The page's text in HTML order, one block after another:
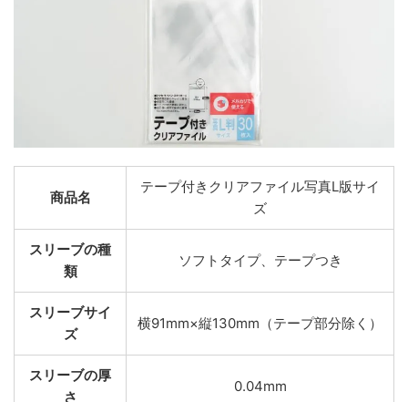
商品名
テープ付きクリアファイル写真L版サイ
ズ
スリーブの種
類
ソフトタイプ、テープつき
スリーブサイ
ズ
横91mm×縦130mm（テープ部分除く）
スリーブの厚
さ
0.04mm